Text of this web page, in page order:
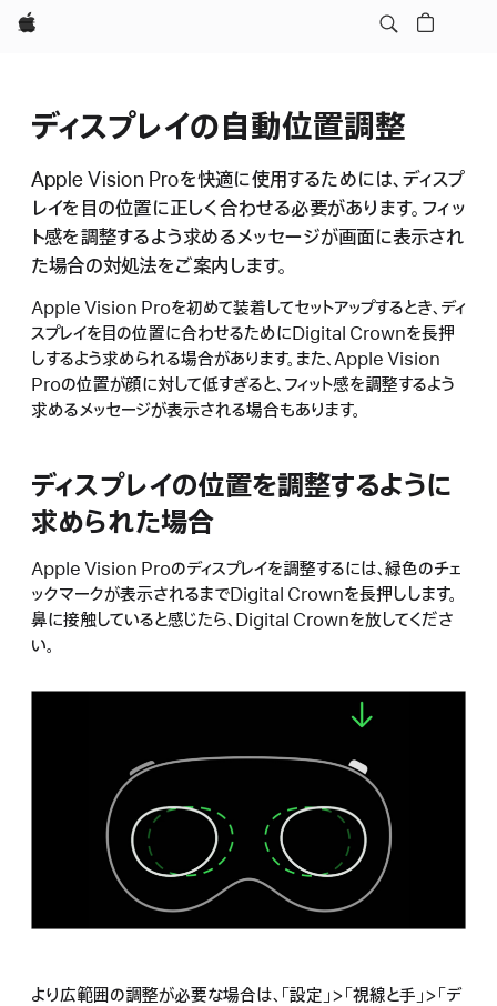
Apple
ディスプレイの自動位置調整
Apple Vision Proを快適に使用するためには、ディスプ
レイを目の位置に正しく合わせる必要があります。フィッ
ト感を調整するよう求めるメッセージが画面に表示され
た場合の対処法をご案内します。
Apple Vision Proを初めて装着してセットアップするとき、ディ
スプレイを目の位置に合わせるためにDigital Crownを長押
しするよう求められる場合があります。また、Apple Vision
Proの位置が顔に対して低すぎると、フィット感を調整するよう
求めるメッセージが表示される場合もあります。
ディスプレイの位置を調整するように
求められた場合
Apple Vision Proのディスプレイを調整するには、緑色のチェ
ックマークが表示されるまでDigital Crownを長押しします。
鼻に接触していると感じたら、Digital Crownを放してくださ
い。
より広範囲の調整が必要な場合は、「設定」>「視線と手」>「デ